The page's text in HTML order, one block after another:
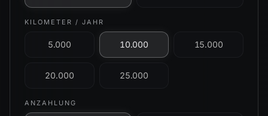
KILOMETER / JAHR
5.000 10.000 15.000
20.000 25.000
ANZAHLUNG